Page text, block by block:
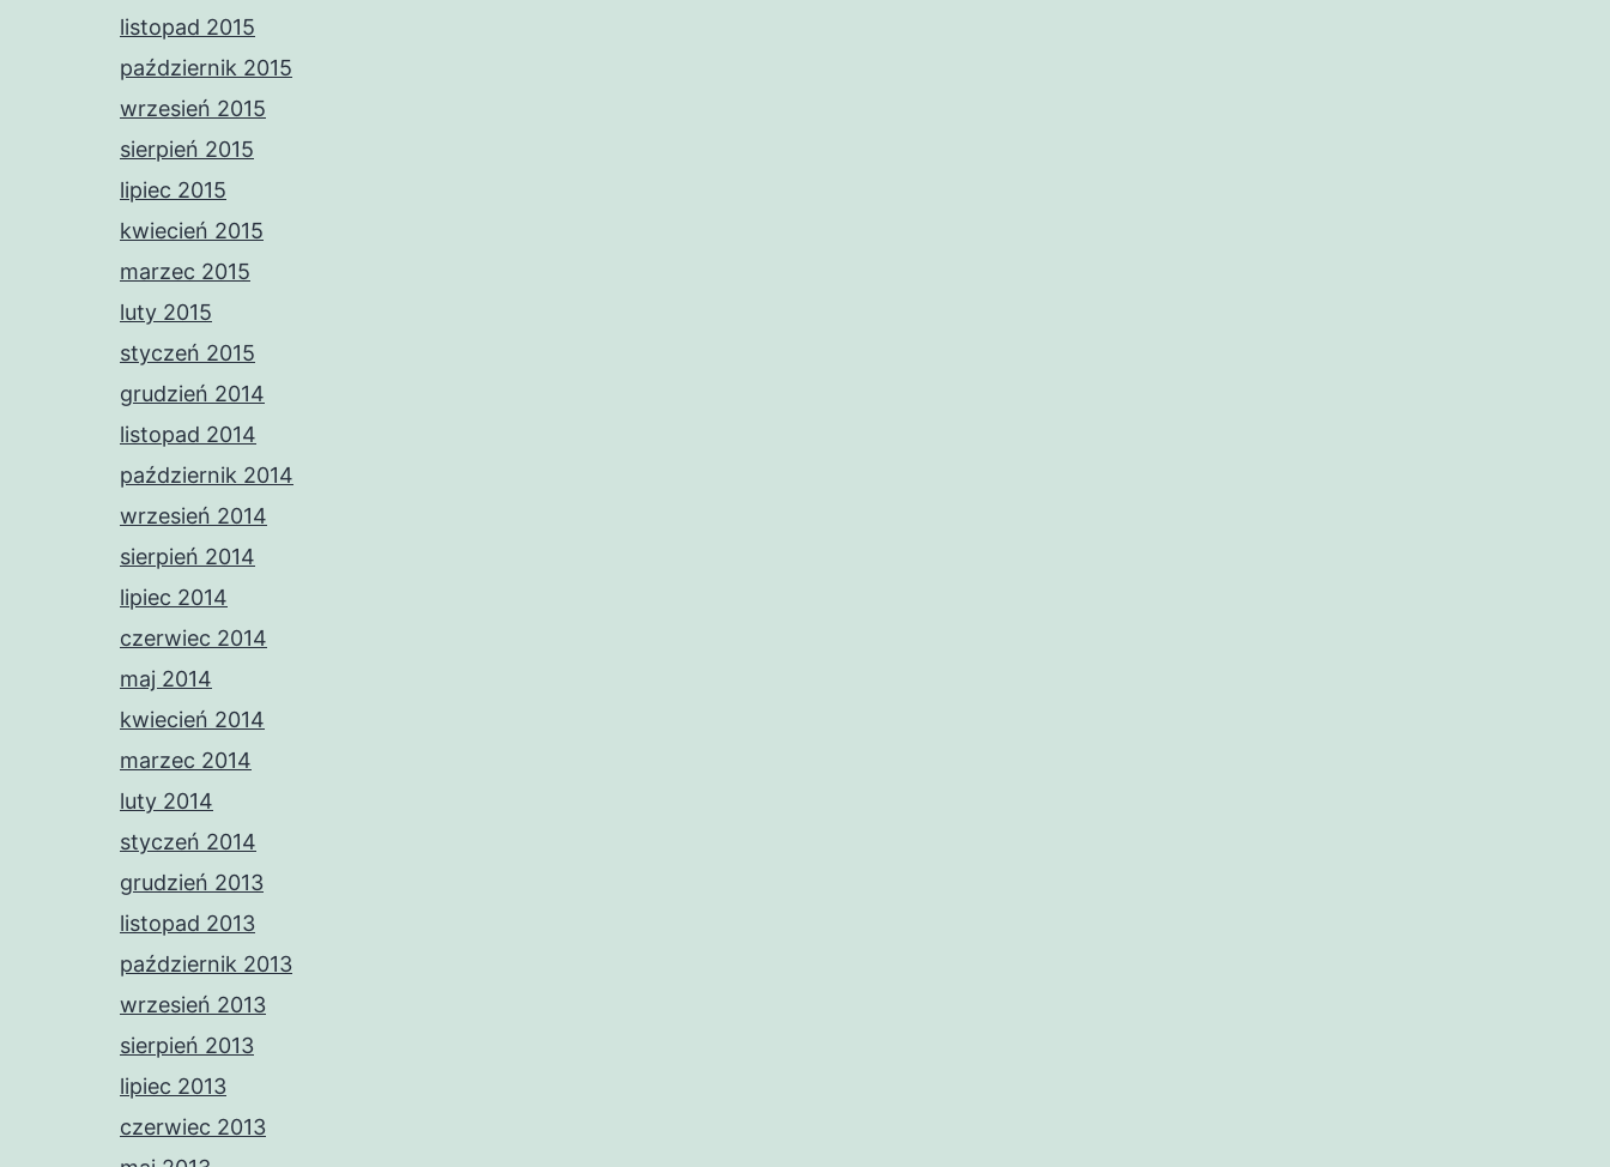
listopad 2015
październik 2015
wrzesień 2015
sierpień 2015
lipiec 2015
kwiecień 2015
marzec 2015
luty 2015
styczeń 2015
grudzień 2014
listopad 2014
październik 2014
wrzesień 2014
sierpień 2014
lipiec 2014
czerwiec 2014
maj 2014
kwiecień 2014
marzec 2014
luty 2014
styczeń 2014
grudzień 2013
listopad 2013
październik 2013
wrzesień 2013
sierpień 2013
lipiec 2013
czerwiec 2013